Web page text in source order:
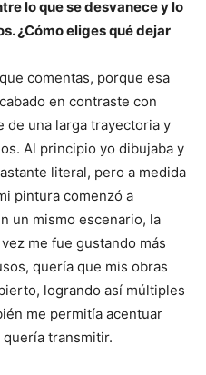
lo que se desvanece y lo
¿Cómo eliges qué dejar
comentas, porque esa
en contraste con
una larga trayectoria y
Al principio yo dibujaba y
literal, pero a medida
pintura comenzó a
un mismo escenario, la
me fue gustando más
quería que mis obras
logrando así múltiples
me permitía acentuar
transmitir.